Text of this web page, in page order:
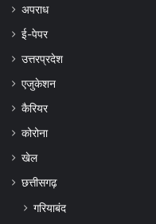
अपराध
ई-पेपर
उत्तरप्रदेश
एजुकेशन
कैरियर
कोरोना
खेल
छत्तीसगढ़
गरियाबंद